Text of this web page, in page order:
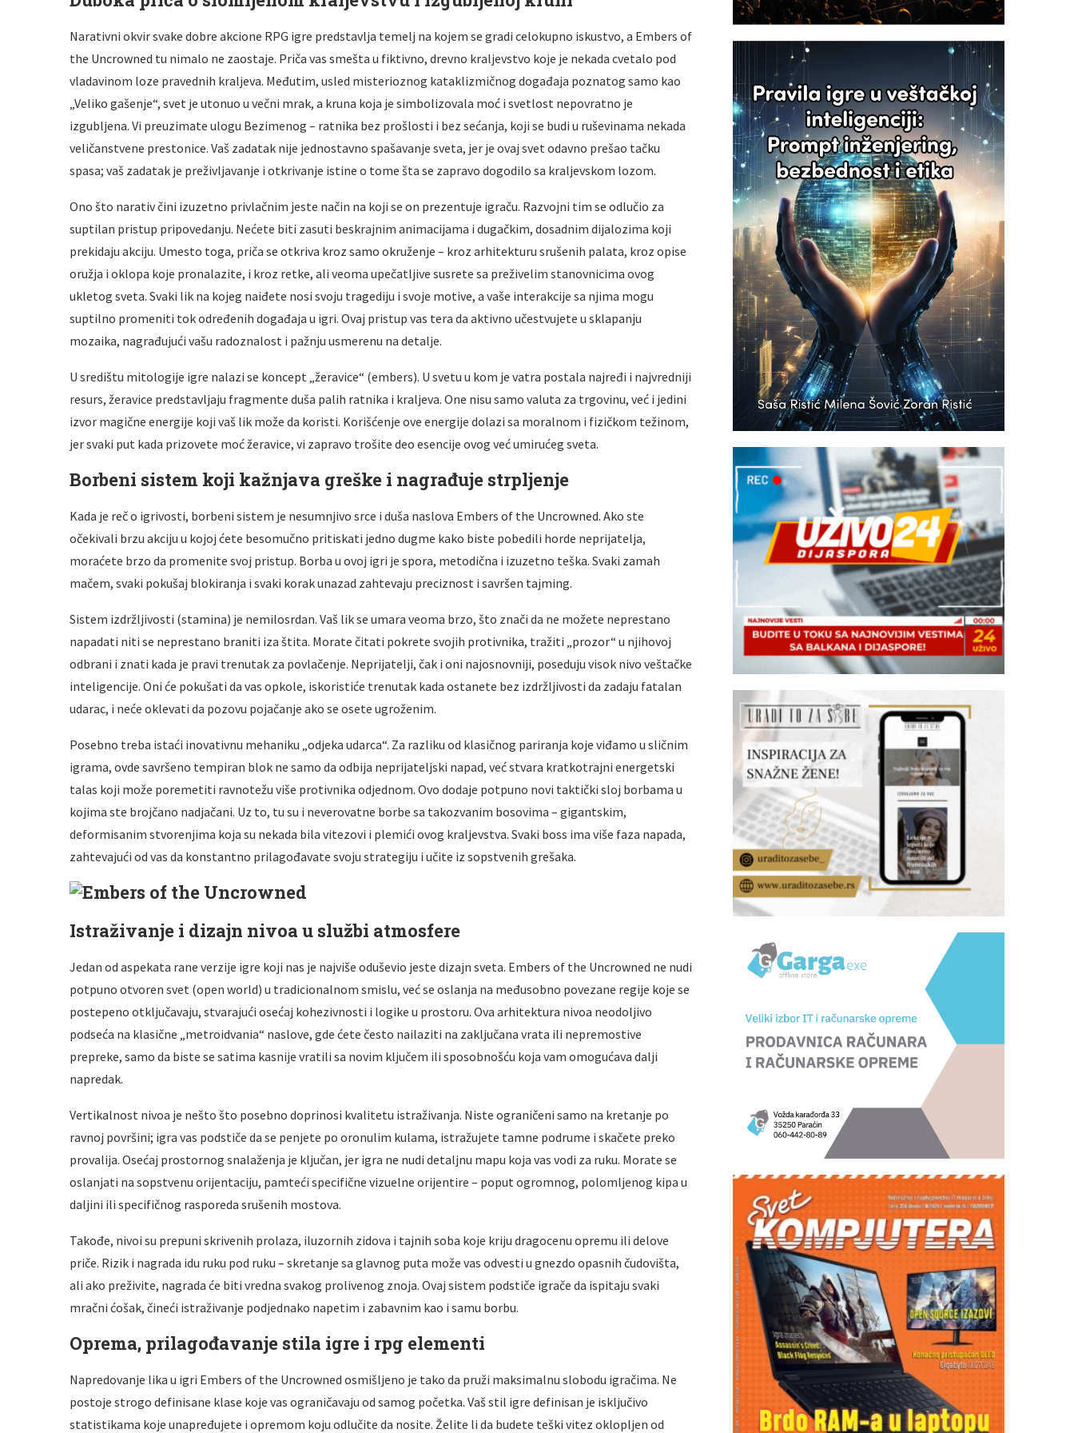
Narativni okvir svake dobre akcione RPG igre predstavlja temelj na kojem se gradi celokupno iskustvo, a Embers of
the Uncrowned tu nimalo ne zaostaje. Priča vas smešta u fiktivno, drevno kraljevstvo koje je nekada cvetalo pod
vladavinom loze pravednih kraljeva. Međutim, usled misterioznog kataklizmičnog događaja poznatog samo kao
„Veliko gašenje“, svet je utonuo u večni mrak, a kruna koja je simbolizovala moć i svetlost nepovratno je
izgubljena. Vi preuzimate ulogu Bezimenog – ratnika bez prošlosti i bez sećanja, koji se budi u ruševinama nekada
veličanstvene prestonice. Vaš zadatak nije jednostavno spašavanje sveta, jer je ovaj svet odavno prešao tačku
spasa; vaš zadatak je preživljavanje i otkrivanje istine o tome šta se zapravo dogodilo sa kraljevskom lozom.
Ono što narativ čini izuzetno privlačnim jeste način na koji se on prezentuje igraču. Razvojni tim se odlučio za
suptilan pristup pripovedanju. Nećete biti zasuti beskrajnim animacijama i dugačkim, dosadnim dijalozima koji
prekidaju akciju. Umesto toga, priča se otkriva kroz samo okruženje – kroz arhitekturu srušenih palata, kroz opise
oružja i oklopa koje pronalazite, i kroz retke, ali veoma upečatljive susrete sa preživelim stanovnicima ovog
ukletog sveta. Svaki lik na kojeg naiđete nosi svoju tragediju i svoje motive, a vaše interakcije sa njima mogu
suptilno promeniti tok određenih događaja u igri. Ovaj pristup vas tera da aktivno učestvujete u sklapanju
mozaika, nagrađujući vašu radoznalost i pažnju usmerenu na detalje.
U središtu mitologije igre nalazi se koncept „žeravice“ (embers). U svetu u kom je vatra postala najređi i najvredniji
resurs, žeravice predstavljaju fragmente duša palih ratnika i kraljeva. One nisu samo valuta za trgovinu, već i jedini
izvor magične energije koji vaš lik može da koristi. Korišćenje ove energije dolazi sa moralnom i fizičkom težinom,
jer svaki put kada prizovete moć žeravice, vi zapravo trošite deo esencije ovog već umirućeg sveta.
Borbeni sistem koji kažnjava greške i nagrađuje strpljenje
Kada je reč o igrivosti, borbeni sistem je nesumnjivo srce i duša naslova Embers of the Uncrowned. Ako ste
očekivali brzu akciju u kojoj ćete besomučno pritiskati jedno dugme kako biste pobedili horde neprijatelja,
moraćete brzo da promenite svoj pristup. Borba u ovoj igri je spora, metodična i izuzetno teška. Svaki zamah
mačem, svaki pokušaj blokiranja i svaki korak unazad zahtevaju preciznost i savršen tajming.
Sistem izdržljivosti (stamina) je nemilosrdan. Vaš lik se umara veoma brzo, što znači da ne možete neprestano
napadati niti se neprestano braniti iza štita. Morate čitati pokrete svojih protivnika, tražiti „prozor“ u njihovoj
odbrani i znati kada je pravi trenutak za povlačenje. Neprijatelji, čak i oni najosnovniji, poseduju visok nivo veštačke
inteligencije. Oni će pokušati da vas opkole, iskoristiće trenutak kada ostanete bez izdržljivosti da zadaju fatalan
udarac, i neće oklevati da pozovu pojačanje ako se osete ugroženim.
Posebno treba istaći inovativnu mehaniku „odjeka udarca“. Za razliku od klasičnog pariranja koje viđamo u sličnim
igrama, ovde savršeno tempiran blok ne samo da odbija neprijateljski napad, već stvara kratkotrajni energetski
talas koji može poremetiti ravnotežu više protivnika odjednom. Ovo dodaje potpuno novi taktički sloj borbama u
kojima ste brojčano nadjačani. Uz to, tu su i neverovatne borbe sa takozvanim bosovima – gigantskim,
deformisanim stvorenjima koja su nekada bila vitezovi i plemići ovog kraljevstva. Svaki boss ima više faza napada,
zahtevajući od vas da konstantno prilagođavate svoju strategiju i učite iz sopstvenih grešaka.
Istraživanje i dizajn nivoa u službi atmosfere
Jedan od aspekata rane verzije igre koji nas je najviše oduševio jeste dizajn sveta. Embers of the Uncrowned ne nudi
potpuno otvoren svet (open world) u tradicionalnom smislu, već se oslanja na međusobno povezane regije koje se
postepeno otključavaju, stvarajući osećaj kohezivnosti i logike u prostoru. Ova arhitektura nivoa neodoljivo
podseća na klasične „metroidvania“ naslove, gde ćete često nailaziti na zaključana vrata ili nepremostive
prepreke, samo da biste se satima kasnije vratili sa novim ključem ili sposobnošću koja vam omogućava dalji
napredak.
Vertikalnost nivoa je nešto što posebno doprinosi kvalitetu istraživanja. Niste ograničeni samo na kretanje po
ravnoj površini; igra vas podstiče da se penjete po oronulim kulama, istražujete tamne podrume i skačete preko
provalija. Osećaj prostornog snalaženja je ključan, jer igra ne nudi detaljnu mapu koja vas vodi za ruku. Morate se
oslanjati na sopstvenu orijentaciju, pamteći specifične vizuelne orijentire – poput ogromnog, polomljenog kipa u
daljini ili specifičnog rasporeda srušenih mostova.
Takođe, nivoi su prepuni skrivenih prolaza, iluzornih zidova i tajnih soba koje kriju dragocenu opremu ili delove
priče. Rizik i nagrada idu ruku pod ruku – skretanje sa glavnog puta može vas odvesti u gnezdo opasnih čudovišta,
ali ako preživite, nagrada će biti vredna svakog prolivenog znoja. Ovaj sistem podstiče igrače da ispitaju svaki
mračni ćošak, čineći istraživanje podjednako napetim i zabavnim kao i samu borbu.
Oprema, prilagođavanje stila igre i rpg elementi
Napredovanje lika u igri Embers of the Uncrowned osmišljeno je tako da pruži maksimalnu slobodu igračima. Ne
postoje strogo definisane klase koje vas ograničavaju od samog početka. Vaš stil igre definisan je isključivo
statistikama koje unapređujete i opremom koju odlučite da nosite. Želite li da budete teški vitez oklopljen od